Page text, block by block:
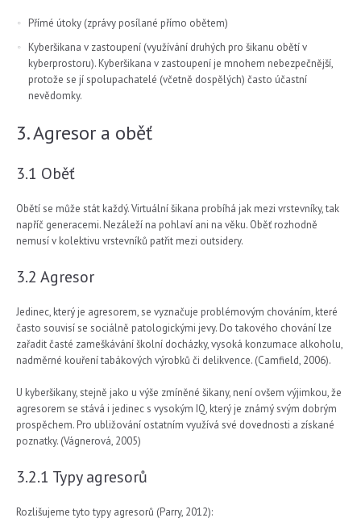
Přímé útoky (zprávy posílané přímo obětem)
Kyberšikana v zastoupení (využívání druhých pro šikanu obětí v
kyberprostoru). Kyberšikana v zastoupení je mnohem nebezpečnější,
protože se jí spolupachatelé (včetně dospělých) často účastní
nevědomky.
3. Agresor a oběť
3.1 Oběť
Obětí se může stát každý. Virtuální šikana probíhá jak mezi vrstevníky, tak
napříč generacemi. Nezáleží na pohlaví ani na věku. Oběť rozhodně
nemusí v kolektivu vrstevníků patřit mezi outsidery.
3.2 Agresor
Jedinec, který je agresorem, se vyznačuje problémovým chováním, které
často souvisí se sociálně patologickými jevy. Do takového chování lze
zařadit časté zameškávání školní docházky, vysoká konzumace alkoholu,
nadměrné kouření tabákových výrobků či delikvence. (Camfield, 2006).
U kyberšikany, stejně jako u výše zmíněné šikany, není ovšem výjimkou, že
agresorem se stává i jedinec s vysokým IQ, který je známý svým dobrým
prospěchem. Pro ubližování ostatním využívá své dovednosti a získané
poznatky. (Vágnerová, 2005)
3.2.1 Typy agresorů
Rozlišujeme tyto typy agresorů (Parry, 2012):